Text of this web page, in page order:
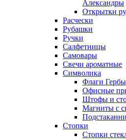
Александры
Открытки
Расчески
Рубашки
Ручки
Салфетницы
Самовары
Свечи ароматные
Символика
Флаги Гербы
Офисные
Штофы и
Магниты с
Стопки
Стопки